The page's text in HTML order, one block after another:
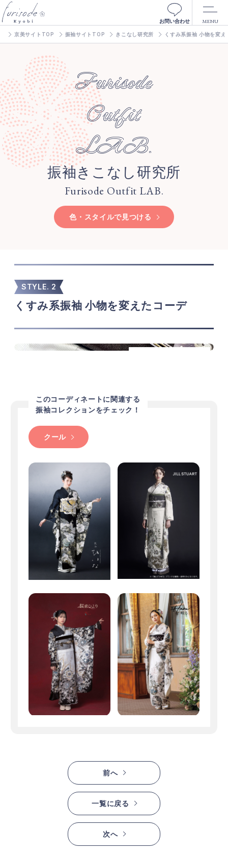
MENU
お問い合わせ
京美サイトTOP 振袖サイトTOP きこなし研究所 くすみ系振袖 小物を変え
Furisode
Outfit
LAB.
振袖きこなし研究所
Furisode Outfit LAB.
色・スタイルで見つける
STYLE. 2
くすみ系振袖 小物を変えたコーデ
このコーディネートに関連する
振袖コレクションをチェック！
クール
前へ
一覧に戻る
次へ